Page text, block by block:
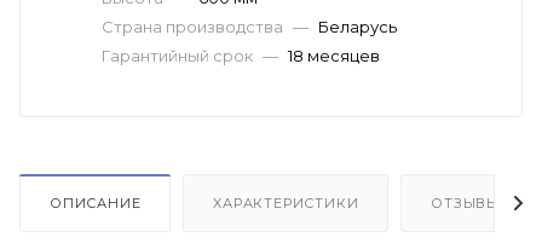
Страна производства — Беларусь
Гарантийный срок — 18 месяцев
ОПИСАНИЕ ХАРАКТЕРИСТИКИ ОТЗЫВЫ(8)